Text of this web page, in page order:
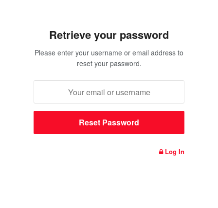
Retrieve your password
Please enter your username or email address to
reset your password.
Log In